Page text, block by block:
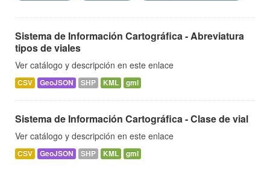
Sistema de Información Cartográfica - Abreviatura
tipos de viales
Ver catálogo y descripción en este enlace
CSV GeoJSON SHP KML gml
Sistema de Información Cartográfica - Clase de vial
Ver catálogo y descripción en este enlace
CSV GeoJSON SHP KML gml